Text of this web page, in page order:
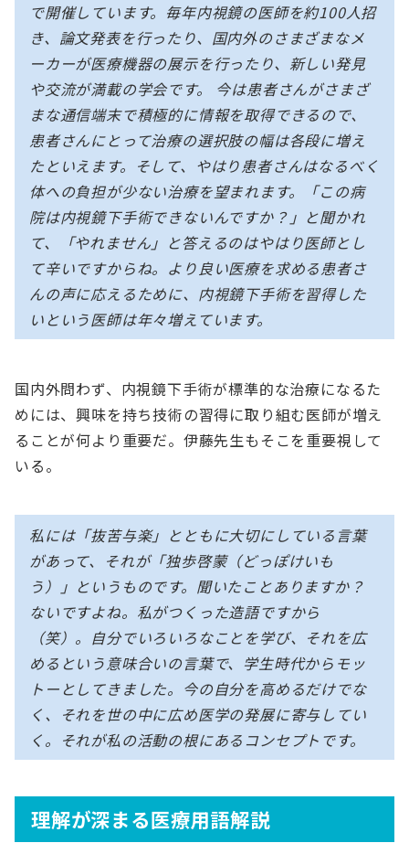
で開催しています。毎年内視鏡の医師を約100人招
き、論文発表を行ったり、国内外のさまざまなメ
ーカーが医療機器の展示を行ったり、新しい発見
や交流が満載の学会です。 今は患者さんがさまざ
まな通信端末で積極的に情報を取得できるので、
患者さんにとって治療の選択肢の幅は各段に増え
たといえます。そして、やはり患者さんはなるべく
体への負担が少ない治療を望まれます。「この病
院は内視鏡下手術できないんですか？」と聞かれ
て、「やれません」と答えるのはやはり医師とし
て辛いですからね。より良い医療を求める患者さ
んの声に応えるために、内視鏡下手術を習得した
いという医師は年々増えています。
国内外問わず、内視鏡下手術が標準的な治療になるた
めには、興味を持ち技術の習得に取り組む医師が増え
ることが何より重要だ。伊藤先生もそこを重要視して
いる。
私には「抜苦与楽」とともに大切にしている言葉
があって、それが「独歩啓蒙（どっぽけいも
う）」というものです。聞いたことありますか？
ないですよね。私がつくった造語ですから
（笑）。自分でいろいろなことを学び、それを広
めるという意味合いの言葉で、学生時代からモッ
トーとしてきました。今の自分を高めるだけでな
く、それを世の中に広め医学の発展に寄与してい
く。それが私の活動の根にあるコンセプトです。
理解が深まる医療用語解説